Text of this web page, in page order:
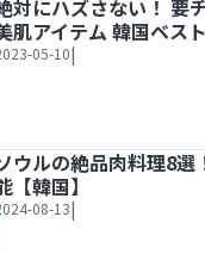
要チェックの最新
対にハズさない！ 要
肌アイテム 韓国ベス
05-10|
ウルの絶品肉料理8選
【韓国】
08-13|